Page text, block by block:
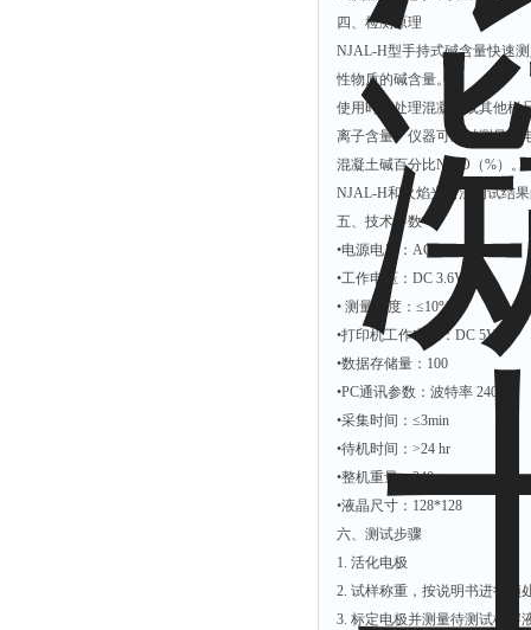
四、检测原理
NJAL-H型手持式碱含量快速
性物质的碱含量。
使用时预处理混凝土或其他样
离子含量。仪器可通过测量的
混凝土碱百分比Na2O（%）
NJAL-H和火焰光谱法测试结
五、技术参数
•电源电压：AC 220V
•工作电压：DC 3.6V
• 测量精度：≤10%
•打印机工作电压：DC 5V
•数据存储量：100
•PC通讯参数：波特率 2400
•采集时间：≤3min
•待机时间：>24 hr
•整机重量：240 g
•液晶尺寸：128*128
六、测试步骤
1. 活化电极
2. 试样称重，按说明书进行预
3. 标定电极并测量待测试样溶